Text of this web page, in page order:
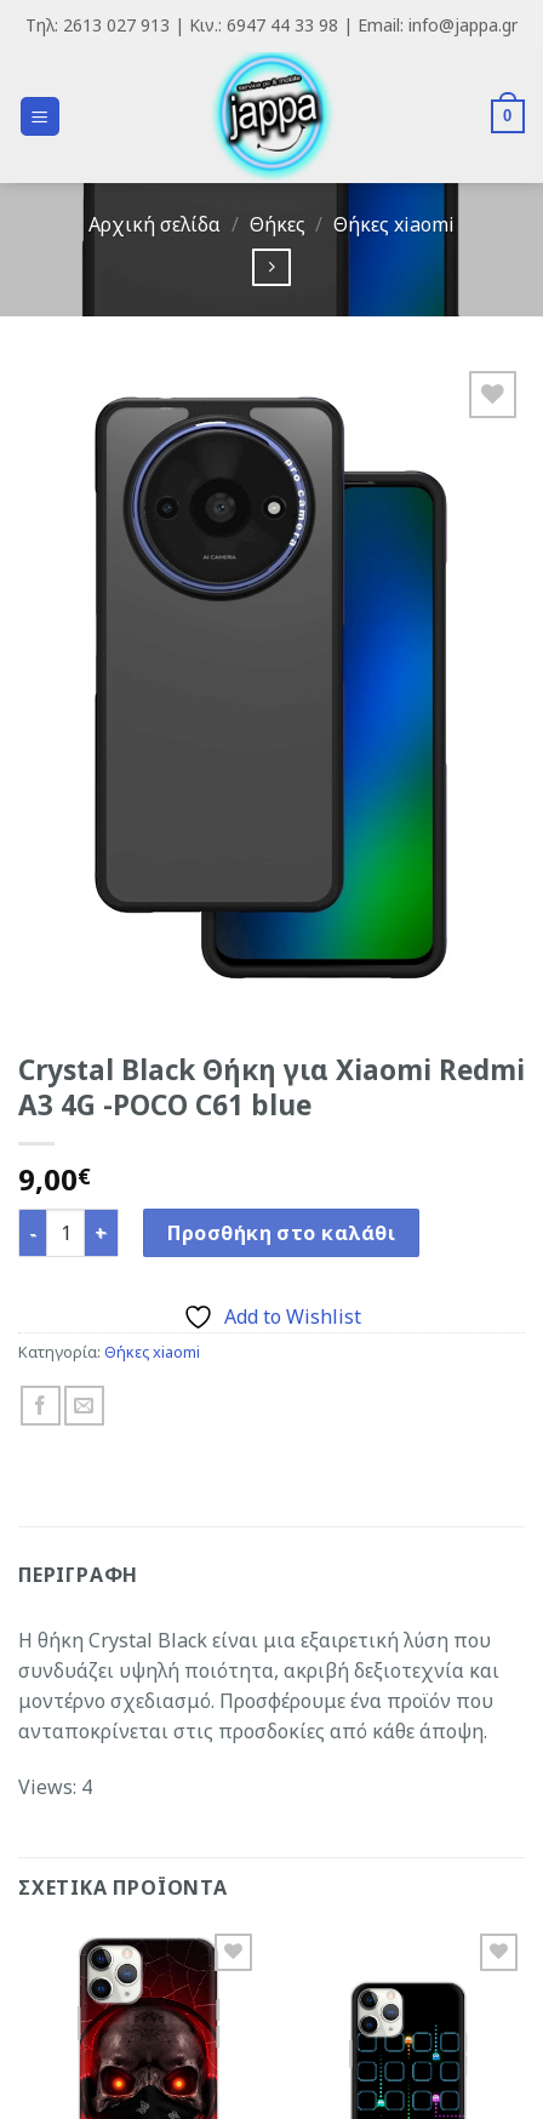
SkipΤηλ: 2613 027 913 | Κιν.: 6947 44 33 98 | Email: info@jappa.gr
0
Αρχική σελίδα / Θήκες / Θήκες xiaomi
Crystal Black Θήκη για Xiaomi Redmi
A3 4G -POCO C61 blue
9,00€
Crystal Black Θήκη για Xiaomi Redmi A3 4G -POCO C61
Προσθήκη στο καλάθι
Add to Wishlist
Κατηγορία: Θήκες xiaomi
ΠΕΡΙΓΡΑΦΉ
Η θήκη Crystal Black είναι μια εξαιρετική λύση που
συνδυάζει υψηλή ποιότητα, ακριβή δεξιοτεχνία και
μοντέρνο σχεδιασμό. Προσφέρουμε ένα προϊόν που
ανταποκρίνεται στις προσδοκίες από κάθε άποψη.
Views: 4
ΣΧΕΤΙΚΆ ΠΡΟΪΌΝΤΑ
Add to
Wishlist
Add to